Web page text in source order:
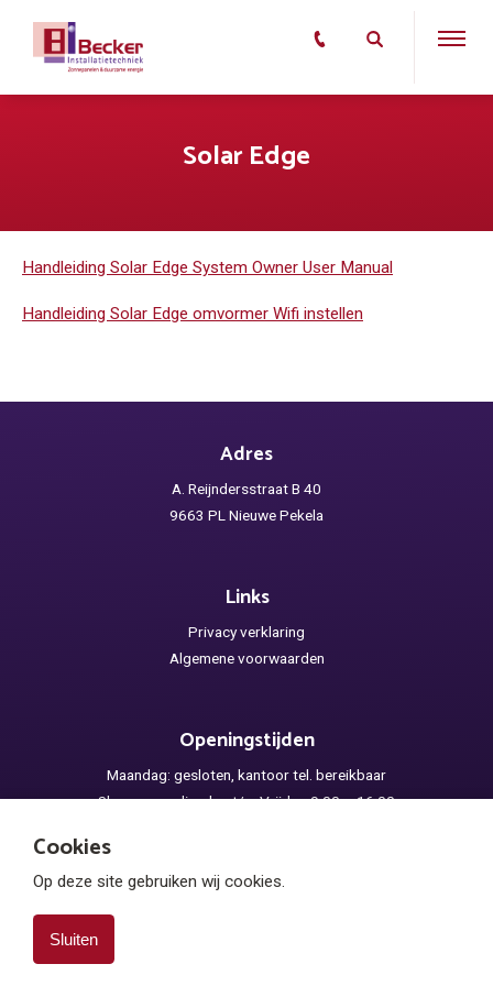
Solar Edge
Handleiding Solar Edge System Owner User Manual
Handleiding Solar Edge omvormer Wifi instellen
Cookies
Op deze site gebruiken wij cookies.
Sluiten
Adres
A. Reijndersstraat B 40
9663 PL Nieuwe Pekela
Links
Privacy verklaring
Algemene voorwaarden
Openingstijden
Maandag: gesloten, kantoor tel. bereikbaar
Showroom: dinsdag t/m Vrijdag 9.00 – 16.00